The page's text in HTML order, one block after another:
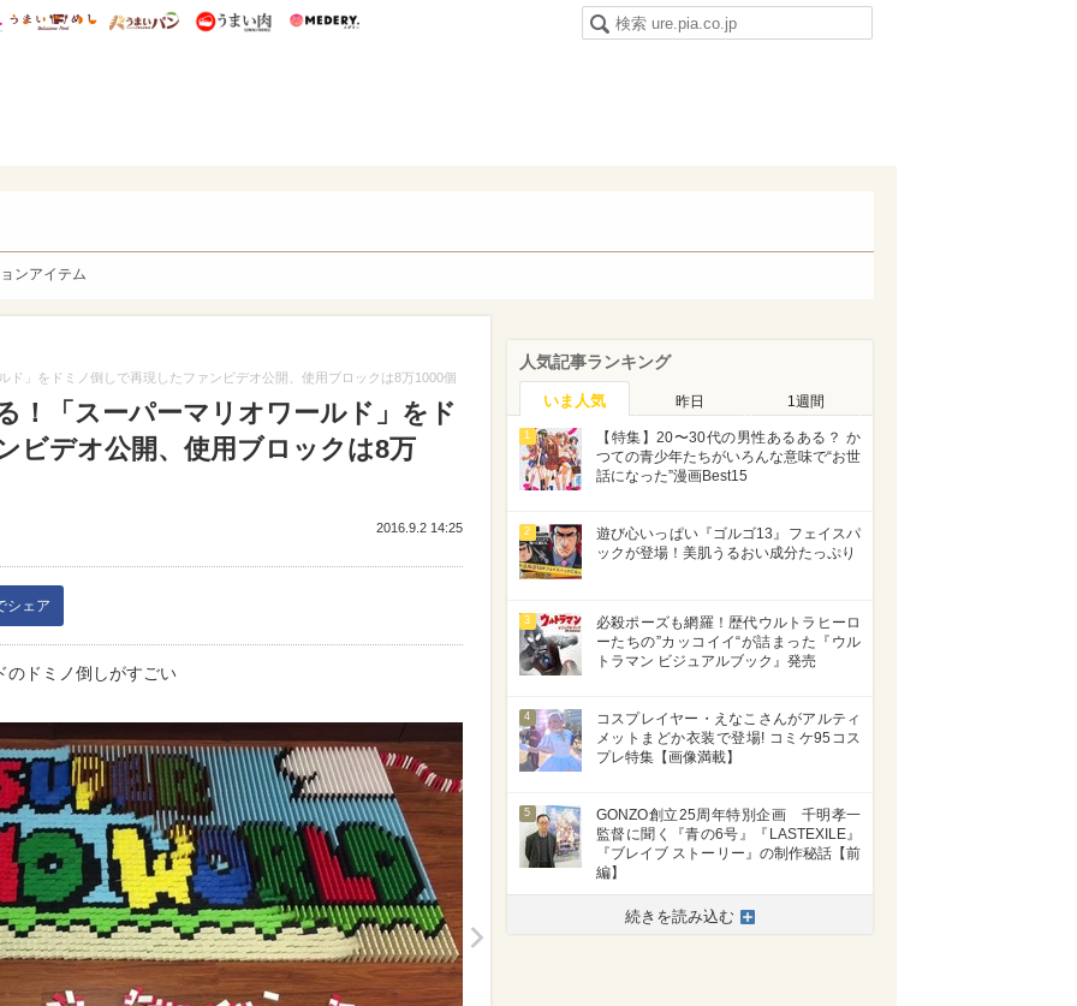
研 ディズニー特集
mimot. うまいめし うまいパン うまい肉
ンアイテム
ド」をドミノ倒しで再現したファンビデオ公開、使用ブロックは8万1000個
！「スーパーマリオワールド」をド
ビデオ公開、使用ブロックは8万
2016.9.2 14:25
シェア
のドミノ倒しがすごい
人気記事ランキング
いま人気 昨日 1週間
1
【特集】20〜30代の男性あるある？ か
つての青少年たちがいろんな意味で“お世
話になった”漫画Best15
2
遊び心いっぱい『ゴルゴ13』フェイスパ
ックが登場！美肌うるおい成分たっぷり
3
必殺ポーズも網羅！歴代ウルトラヒーロ
ーたちの”カッコイイ“が詰まった『ウル
トラマン ビジュアルブック』発売
4
コスプレイヤー・えなこさんがアルティ
メットまどか衣装で登場! コミケ95コス
プレ特集【画像満載】
5
GONZO創立25周年特別企画 千明孝一
監督に聞く『青の6号』『LASTEXILE』
『ブレイブ ストーリー』の制作秘話【前
編】
続きを読み込む